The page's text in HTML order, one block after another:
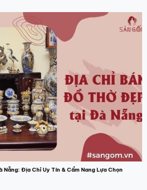
Địa Chỉ Uy Tín & Cẩm Nang Lựa Chọn